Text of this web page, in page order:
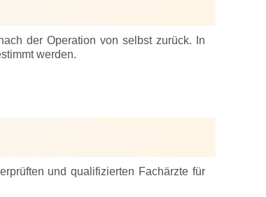
der Operation von selbst zurück. In
werden.
und qualifizierten Fachärzte für